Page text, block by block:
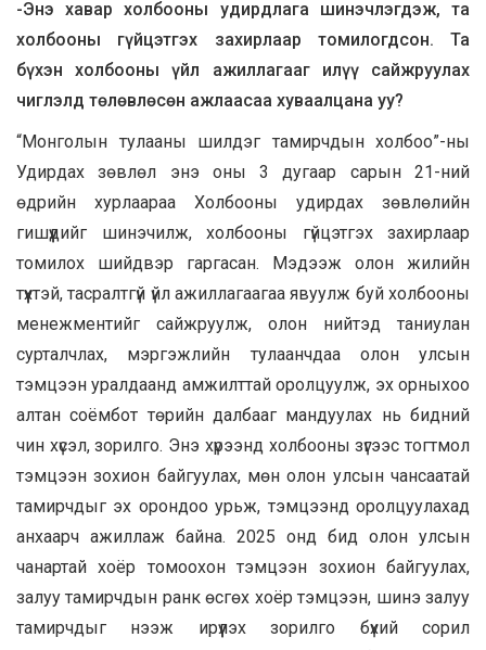
-Энэ хавар холбооны удирдлага шинэчлэгдэж, та
холбооны гүйцэтгэх захирлаар томилогдсон. Та
бүхэн холбооны үйл ажиллагааг илүү сайжруулах
чиглэлд төлөвлөсөн ажлаасаа хуваалцана уу?
“Монголын тулааны шилдэг тамирчдын холбоо”-ны
Удирдах зөвлөл энэ оны 3 дугаар сарын 21-ний
өдрийн хурлаараа Холбооны удирдах зөвлөлийн
гишүүдийг шинэчилж, холбооны гүйцэтгэх захирлаар
томилох шийдвэр гаргасан. Мэдээж олон жилийн
түүхтэй, тасралтгүй үйл ажиллагаагаа явуулж буй холбооны
менежментийг сайжруулж, олон нийтэд таниулан
сурталчлах, мэргэжлийн тулаанчдаа олон улсын
тэмцээн уралдаанд амжилттай оролцуулж, эх орныхоо
алтан соёмбот төрийн далбааг мандуулах нь бидний
чин хүсэл, зорилго. Энэ хүрээнд холбооны зүгээс тогтмол
тэмцээн зохион байгуулах, мөн олон улсын чансаатай
тамирчдыг эх орондоо урьж, тэмцээнд оролцуулахад
анхаарч ажиллаж байна. 2025 онд бид олон улсын
чанартай хоёр томоохон тэмцээн зохион байгуулах,
залуу тамирчдын ранк өсгөх хоёр тэмцээн, шинэ залуу
тамирчдыг нээж ирүүлэх зорилго бүхий сорил